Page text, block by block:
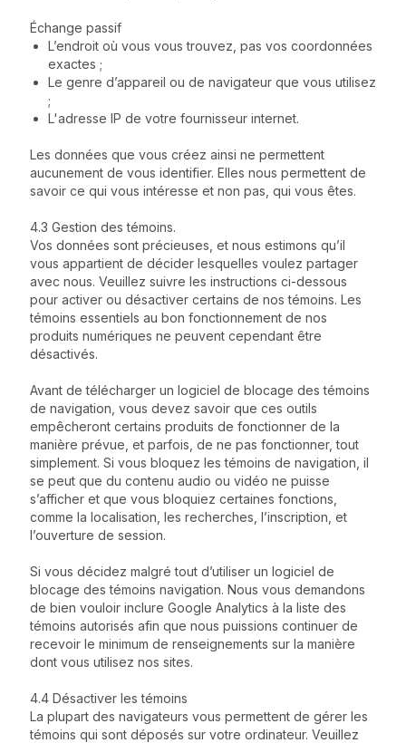
Échange passif
L’endroit où vous vous trouvez, pas vos coordonnées
exactes ;
Le genre d’appareil ou de navigateur que vous utilisez
;
L'adresse IP de votre fournisseur internet.
Les données que vous créez ainsi ne permettent
aucunement de vous identifier. Elles nous permettent de
savoir ce qui vous intéresse et non pas, qui vous êtes.
4.3 Gestion des témoins.
Vos données sont précieuses, et nous estimons qu’il
vous appartient de décider lesquelles voulez partager
avec nous. Veuillez suivre les instructions ci-dessous
pour activer ou désactiver certains de nos témoins. Les
témoins essentiels au bon fonctionnement de nos
produits numériques ne peuvent cependant être
désactivés.
Avant de télécharger un logiciel de blocage des témoins
de navigation, vous devez savoir que ces outils
empêcheront certains produits de fonctionner de la
manière prévue, et parfois, de ne pas fonctionner, tout
simplement. Si vous bloquez les témoins de navigation, il
se peut que du contenu audio ou vidéo ne puisse
s’afficher et que vous bloquiez certaines fonctions,
comme la localisation, les recherches, l’inscription, et
l’ouverture de session.
Si vous décidez malgré tout d’utiliser un logiciel de
blocage des témoins navigation. Nous vous demandons
de bien vouloir inclure Google Analytics à la liste des
témoins autorisés afin que nous puissions continuer de
recevoir le minimum de renseignements sur la manière
dont vous utilisez nos sites.
4.4 Désactiver les témoins
La plupart des navigateurs vous permettent de gérer les
témoins qui sont déposés sur votre ordinateur. Veuillez